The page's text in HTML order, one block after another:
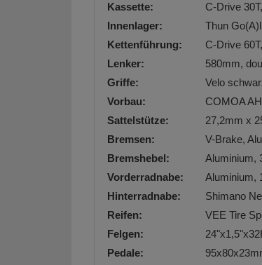
Kassette:
C-Drive
Innenlager:
Thun
Kettenführung:
C-Drive
Lenker:
580mm,
Griffe:
Velo
Vorbau:
COMOA
Sattelstütze:
27,2mm x
Bremsen:
V-Brake,
Bremshebel:
Aluminium,
Vorderradnabe:
Aluminium,
Hinterradnabe:
Shimano
Reifen:
VEE Tire
Felgen:
Pedale: